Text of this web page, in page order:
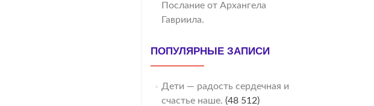
Послание от Архангела
Гавриила.
ПОПУЛЯРНЫЕ ЗАПИСИ
Дети — радость сердечная и
счастье наше. (48 512)